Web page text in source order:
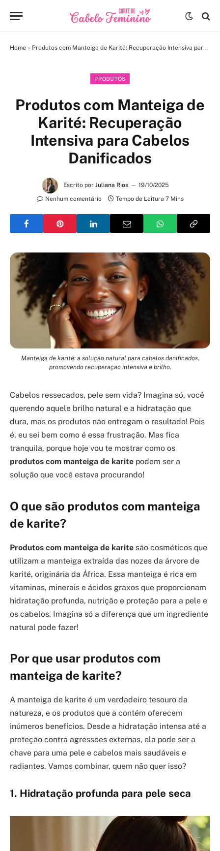
Home » Produtos com Manteiga de Karité: Recuperação Intensiva para Cabelos Danificados
PRODUTOS
Produtos com Manteiga de
Karité: Recuperação
Intensiva para Cabelos
Danificados
Escrito por Juliana Rios
19/10/2025
Nenhum comentário
Tempo de Leitura 7 Mins
Manteiga de karité: a solução natural para cabelos danificados,
promovendo recuperação intensiva e brilho.
Cabelos ressecados, pele sem vida? Imagina só, você
querendo aquele brilho natural e a hidratação que
dura, mas os produtos não entregam o resultado! Pois
é, eu sei bem como é essa frustração. Mas fica
tranquila, porque hoje vou te mostrar como os
produtos com manteiga de karite podem ser a
solução que você estava procurando!
O que são produtos com manteiga
de karite?
Produtos com manteiga de karite são cosméticos que
utilizam a manteiga extraída das nozes da árvore de
karité, originária da África. Essa manteiga é rica em
vitaminas, minerais e ácidos graxos que proporcionam
hidratação profunda, nutrição e proteção para a pele e
os cabelos. Imagina só a diferença que um ingrediente
natural pode fazer!
Por que usar produtos com
manteiga de karite?
A manteiga de karite é um verdadeiro tesouro da
natureza, e os produtos que a contém oferecem
inúmeros benefícios. Desde a hidratação intensa até a
proteção contra agressões externas, ela pode ser a
chave para uma pele e cabelos mais saudáveis e
radiantes. Vamos combinar, quem não quer isso?
1. Hidratação profunda para pele seca